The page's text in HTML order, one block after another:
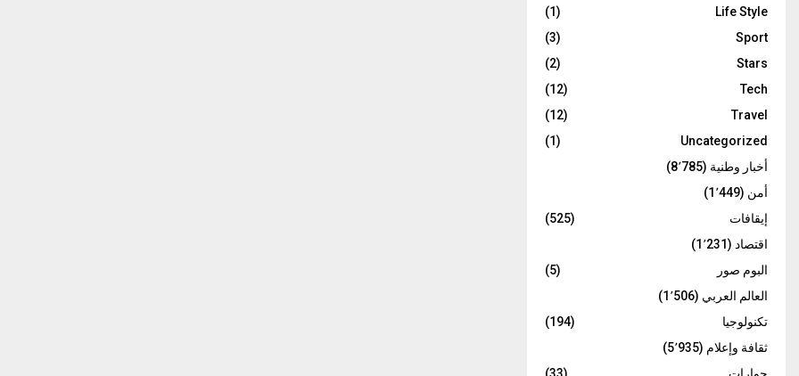
Life Style
(1)
Sport
(3)
Stars
(2)
Tech
(12)
Travel
(12)
Uncategorized
(1)
أخبار وطنية (8٬785)
أمن (1٬449)
إيقافات
(525)
اقتصاد (1٬231)
البوم صور
(5)
العالم العربي (1٬506)
تكنولوجيا
(194)
ثقافة وإعلام (5٬935)